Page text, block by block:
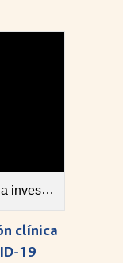
COVID-19.pdf
clínica
19